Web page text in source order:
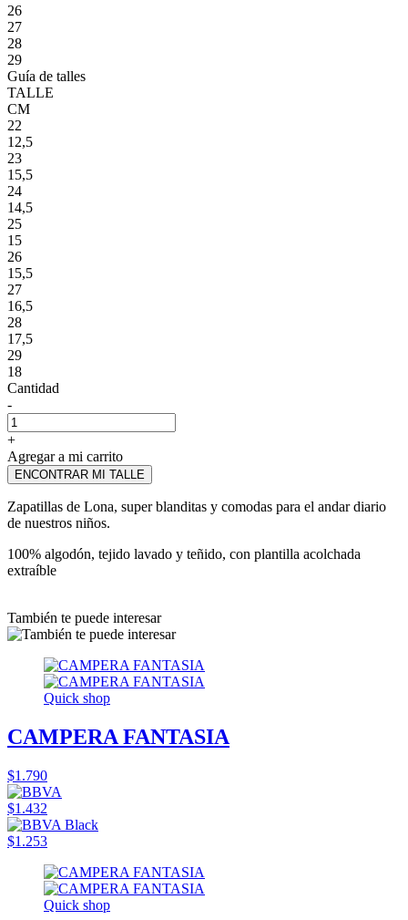
26
27
28
29
Guía de talles
TALLE
CM
22
12,5
23
15,5
24
14,5
25
15
26
15,5
27
16,5
28
17,5
29
18
Cantidad
-
+
Agregar a mi carrito
ENCONTRAR MI TALLE
Zapatillas de Lona, super blanditas y comodas para el andar diario
de nuestros niños.
100% algodón, tejido lavado y teñido, con plantilla acolchada
extraíble
También te puede interesar
Quick shop
CAMPERA FANTASIA
$1.790
$1.432
$1.253
Quick shop